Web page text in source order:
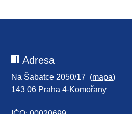
Adresa
Na Šabatce 2050/17 (mapa)
143 06 Praha 4-Komořany